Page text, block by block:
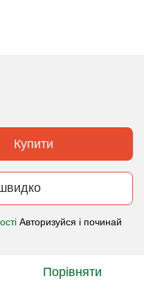
Купити
Авторизуйся і починай
Порівняти